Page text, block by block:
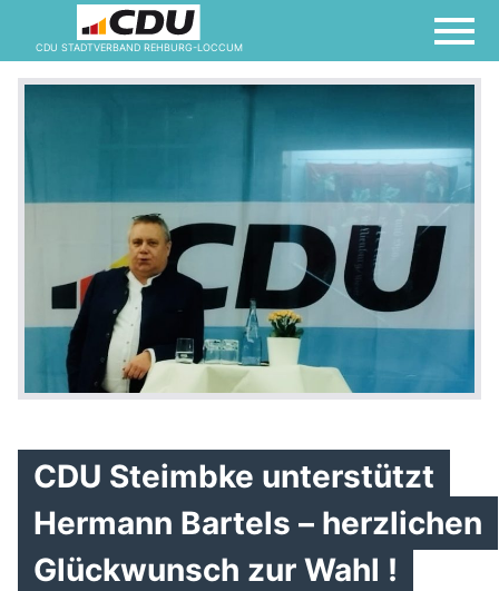
CDU STADTVERBAND REHBURG-LOCCUM
Vorstand
Willkommen
CDU Steimbke unterstützt
Hermann Bartels – herzlichen
Glückwunsch zur Wahl !